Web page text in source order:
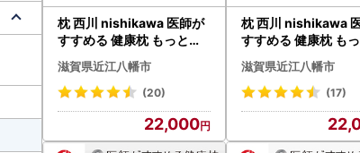
枕 西川 nishikawa 医師が
すすめる 健康枕 もっと首
楽寝 高め P259W まくら
滋賀県近江八幡市
(20)
22,000
枕 西川 nishikawa
すすめる 健康枕 も
楽寝 低め P260W ま
滋賀県近江八幡市
(17)